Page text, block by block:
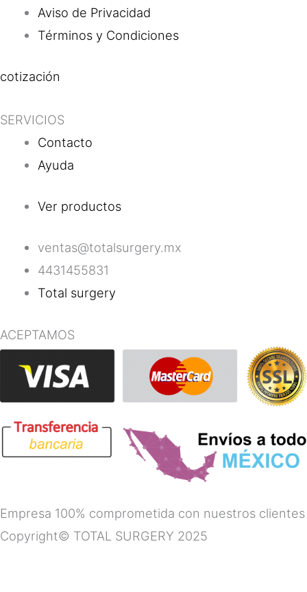
Aviso de Privacidad
Términos y Condiciones
cotización
SERVICIOS
Contacto
Ayuda
Ver productos
ventas@totalsurgery.mx
4431455831
Total surgery
ACEPTAMOS
Empresa 100% comprometida con nuestros clientes
Copyright© TOTAL SURGERY 2025